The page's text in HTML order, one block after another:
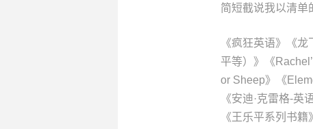
简短截说我以清单
《疯狂英语》《
平等）》《
or Sheep》《
《安迪·克雷格-
《王乐平系列书